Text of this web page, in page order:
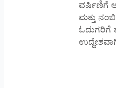
ವರ್ಷಿಣಿಗೆ
ಮತ್ತು
ಓದುಗರಿಗೆ